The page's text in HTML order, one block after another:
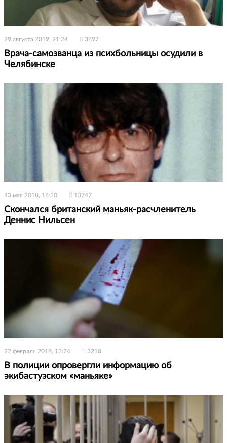
29 августа 2019, 21:24 3897
Врача-самозванца из психбольницы осудили в
Челябинске
13 мая 2018, 16:30 13747
Скончался британский маньяк-расчленитель
Деннис Нильсен
22 февраля 2018, 13:24 3218
В полиции опровергли информацию об
экибастузском «маньяке»